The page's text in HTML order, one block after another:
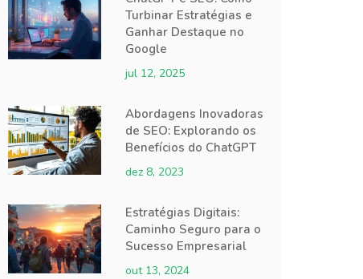
Turbinar Estratégias e
Ganhar Destaque no
Google
jul 12, 2025
Abordagens Inovadoras
de SEO: Explorando os
Benefícios do ChatGPT
dez 8, 2023
Estratégias Digitais:
Caminho Seguro para o
Sucesso Empresarial
out 13, 2024